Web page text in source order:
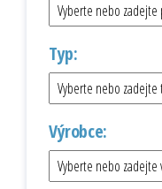
Typ:
Výrobce: